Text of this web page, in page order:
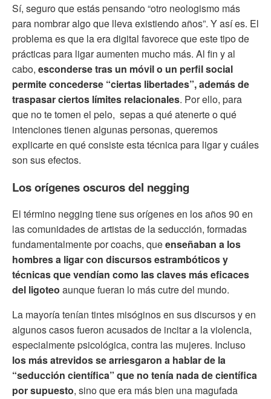
Sí, seguro que estás pensando “otro neologismo más
para nombrar algo que lleva existiendo años”. Y así es. El
problema es que la era digital favorece que este tipo de
prácticas para ligar aumenten mucho más. Al fin y al
cabo, esconderse tras un móvil o un perfil social
permite concederse “ciertas libertades”, además de
traspasar ciertos límites relacionales. Por ello, para
que no te tomen el pelo, sepas a qué atenerte o qué
intenciones tienen algunas personas, queremos
explicarte en qué consiste esta técnica para ligar y cuáles
son sus efectos.
Los orígenes oscuros del negging
El término negging tiene sus orígenes en los años 90 en
las comunidades de artistas de la seducción, formadas
fundamentalmente por coachs, queenseñaban a los
hombres a ligar con discursos estrambóticos y
técnicas que vendían como las claves más eficaces
del ligoteo aunque fueran lo más cutre del mundo.
La mayoría tenían tintes misóginos en sus discursos y en
algunos casos fueron acusados de incitar a la violencia,
especialmente psicológica, contra las mujeres. Incluso
los más atrevidos se arriesgaron a hablar de la
“seducción científica” que no tenía nada de científica
por supuesto, sino que era más bien una magufada